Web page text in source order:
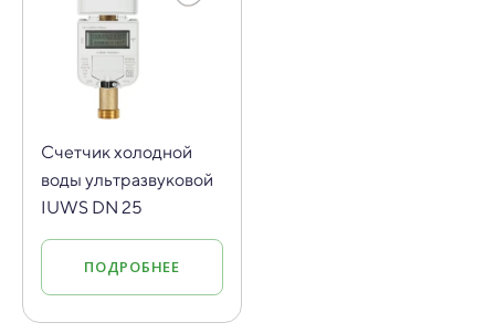
Счетчик холодной
воды ультразвуковой
IUWS DN 25
ПОДРОБНЕЕ